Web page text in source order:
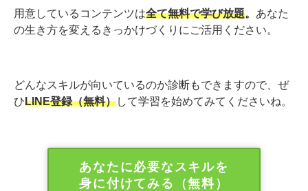
用意しているコンテンツは全て無料で学び放題。 あなた
の生き方を変えるきっかけづくりにご活用ください。
どんなスキルが向いているのか診断もできますので、ぜ
ひLINE登録（無料）して学習を始めてみてくださいね。
あなたに必要なスキルを
身に付けてみる（無料）